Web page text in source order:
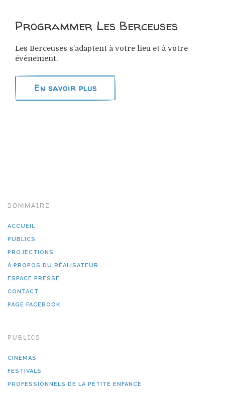
Programmer Les Berceuses
Les Berceuses s’adaptent à votre lieu et à votre
évènement.
En savoir plus
SOMMAIRE
ACCUEIL
PUBLICS
PROJECTIONS
À PROPOS DU RÉALISATEUR
ESPACE PRESSE
CONTACT
PAGE FACEBOOK
PUBLICS
CINÉMAS
FESTIVALS
PROFESSIONNELS DE LA PETITE ENFANCE